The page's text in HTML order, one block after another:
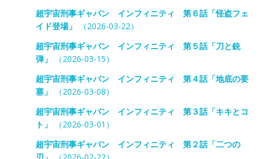
超宇宙刑事ギャバン インフィニティ 第６話「怪盗フェ
イド登場」
（2026-03-22）
超宇宙刑事ギャバン インフィニティ 第５話「刀と銃
弾」
（2026-03-15）
超宇宙刑事ギャバン インフィニティ 第４話「地底の要
塞」
（2026-03-08）
超宇宙刑事ギャバン インフィニティ 第３話「キキとコ
ト」
（2026-03-01）
超宇宙刑事ギャバン インフィニティ 第２話「二つの